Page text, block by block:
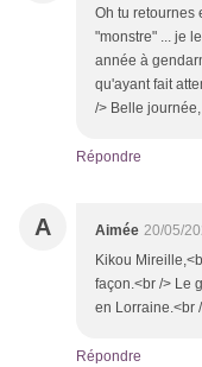
Oh tu retournes
"monstre" ... je
année à
qu'ayant fait
/> Belle
Répondre
A Aimée 20/05/
Kikou
façon.<br /> Le
en Lorraine.<br
Répondre